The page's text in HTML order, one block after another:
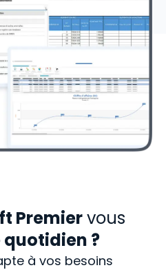
Premiervous
?
à vos besoins